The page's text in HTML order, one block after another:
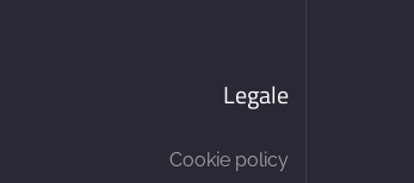
Legale
Cookie policy